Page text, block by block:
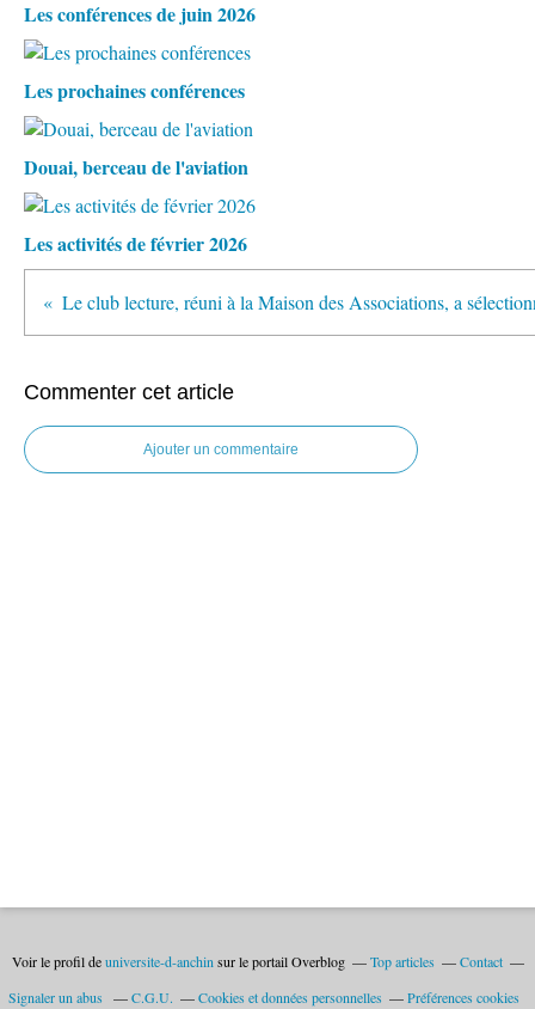
Les conférences de juin 2026
Les prochaines conférences
Douai, berceau de l'aviation
Les activités de février 2026
Commenter cet article
Ajouter un commentaire
Voir le profil deuniversite-d-anchin sur le portail Overblog Top articles
Contact
Signaler un abus
C.G.U. Cookies et données personnelles Préférences cookies